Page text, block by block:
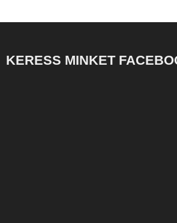
KERESS MINKET